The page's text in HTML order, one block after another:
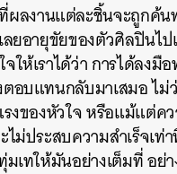
ผลงานแต่ละชิ้นจะถูกค้
ลยอายุขัยของตัวศิลปินไ
ให้เราได้ว่า การได้ลงมื
อบแทนกลับมาเสมอ ไม่
งของหัวใจ หรือแม้แต่ค
ม่ประสบความสำเร็จเท่
มเทให้มันอย่างเต็มที่ อย่